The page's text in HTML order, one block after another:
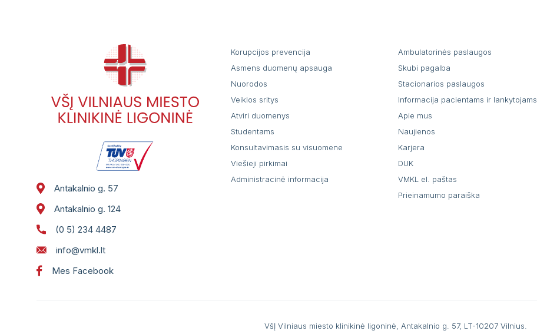
Antakalnio g. 57
Antakalnio g. 124
(0 5) 234 4487
info@vmkl.lt
Mes Facebook
Korupcijos prevencija
Asmens duomenų apsauga
Nuorodos
Veiklos sritys
Atviri duomenys
Studentams
Konsultavimasis su visuomene
Viešieji pirkimai
Administracinė informacija
Ambulatorinės paslaugos
Skubi pagalba
Stacionarios paslaugos
Informacija pacientams ir lankytojams
Apie mus
Naujienos
Karjera
DUK
VMKL el. paštas
Prieinamumo paraiška
VšĮ Vilniaus miesto klinikinė ligoninė, Antakalnio g. 57, LT-10207 Vilnius.